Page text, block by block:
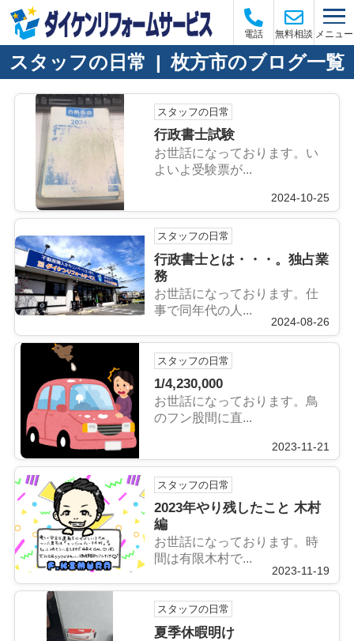
電話 無料相談 メニュー
スタッフの日常 | 枚方市のブログ一覧
スタッフの日常
行政書士試験
お世話になっております。い
よいよ受験票が...
2024-10-25
スタッフの日常
行政書士とは・・・。独占業
務
お世話になっております。仕
事で同年代の人...
2024-08-26
スタッフの日常
1/4,230,000
お世話になっております。鳥
のフン股間に直...
2023-11-21
スタッフの日常
2023年やり残したこと 木村
編
お世話になっております。時
間は有限木村で...
2023-11-19
スタッフの日常
夏季休暇明け